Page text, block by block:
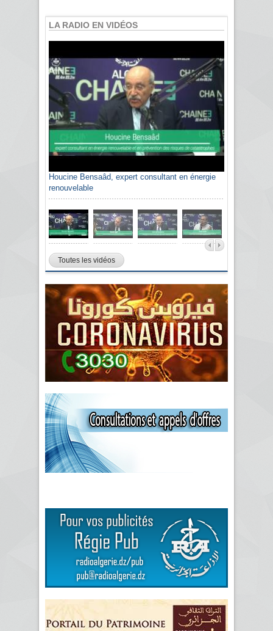
LA RADIO EN VIDÉOS
Houcine Bensaâd, expert consultant en énergie
renouvelable
Toutes les vidéos